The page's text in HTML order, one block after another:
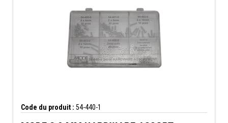
Code du produit : 54-440-1